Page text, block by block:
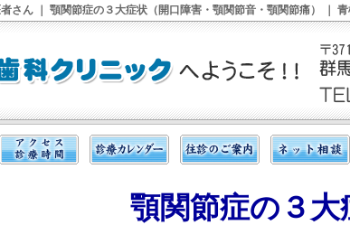
さん ｜ 顎関節症の３大症状（開口障害・顎関節音・顎関節痛） ｜
顎関節症の３大